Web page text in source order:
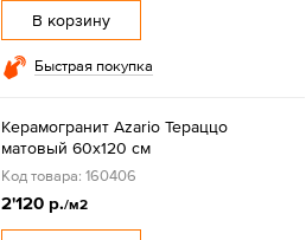
В корзину
Быстрая покупка
Керамогранит Azario Тераццо
матовый 60x120 см
Код товара: 160406
2'120 р./м2